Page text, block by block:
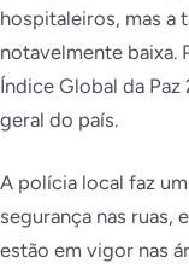
hospitaleiros, mas a
notavelmente baixa.
Índice Global da
geral do país.
A polícia local faz
segurança nas ruas,
estão em vigor nas